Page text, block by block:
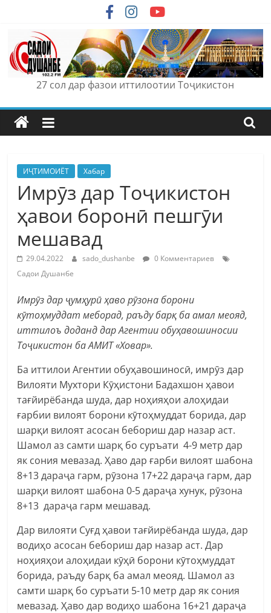
content
27 сол дар фазои иттилоотии Тоҷикистон
ИҶТИМОИЁТ Хабар
Имрӯз дар Тоҷикистон
ҳавои боронӣ пешгӯи
мешавад
29.04.2022 sado_dushanbe
0 Комментариев
Садои Душанбе
Имрӯз дар ҷумҳурӣ ҳаво рӯзона борони
кӯтоҳмуддат меборад, раъду барқ ба амал меояд,
иттилоъ доданд дар Агентии обуҳавошиносии
Тоҷикистон ба АМИТ «Ховар».
Ба иттилои Агентии обуҳавошиносӣ, имрӯз дар
Вилояти Мухтори Кӯҳистони Бадахшон ҳавои
тағйирёбанда шуда, дар ноҳияҳои алоҳидаи
ғарбии вилоят борони кӯтоҳмуддат борида, дар
шарқи вилоят асосан бебориш дар назар аст.
Шамол аз самти шарқ бо суръати 4-9 метр дар
як сония мевазад. Ҳаво дар ғарби вилоят шабона
8+13 дараҷа гарм, рӯзона 17+22 дараҷа гарм, дар
шарқи вилоят шабона 0-5 дараҷа хунук, рӯзона
8+13 дараҷа гарм мешавад.
Дар вилояти Суғд ҳавои тағйирёбанда шуда, дар
водиҳо асосан бебориш дар назар аст. Дар
ноҳияҳои алоҳидаи кӯҳӣ борони кӯтоҳмуддат
борида, раъду барқ ба амал меояд. Шамол аз
самти шарқ бо суръати 5-10 метр дар як сония
мевазад. Ҳаво дар водиҳо шабона 16+21 дараҷа